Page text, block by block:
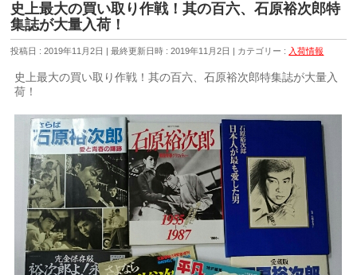
史上最大の買い取り作戦！其の百六、石原裕次郎特
集誌が大量入荷！
投稿日 : 2019年11月2日 最終更新日時 : 2019年11月2日 カテゴリー : 入荷情報
史上最大の買い取り作戦！其の百六、石原裕次郎特集誌が大量入
荷！